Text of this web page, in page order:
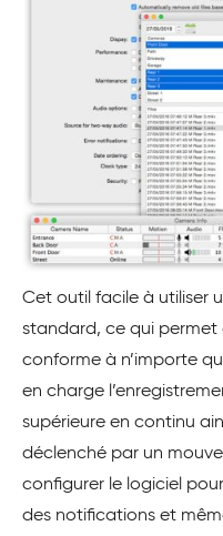
Cet outil facile à utiliser
standard, ce qui permet
conforme à n’importe
en charge
supérieure en continu
déclenché par un
configurer le logiciel
des notifications et